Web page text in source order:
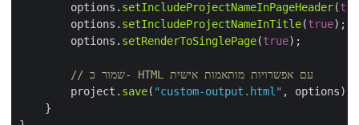
        options.
setIncludeProjectNameInPageHeader(
        options.
setIncludeProjectNameInTitle(true
        options.
setRenderToSinglePage(true
// שמור כ- HTML עם אפשרויות מותאמות אישית
        project.
save( "custom-output.html"